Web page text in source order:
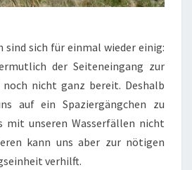
sind sich für einmal wieder einig:
der Seiteneingang zur
nicht ganz bereit. Deshalb
auf ein Spaziergängchen zu
mit unseren Wasserfällen nicht
kann uns aber zur nötigen
verhilft.